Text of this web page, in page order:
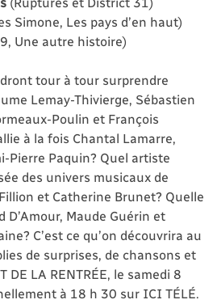
Simone, Les pays d’en haut)
Une autre histoire)
tour à tour surprendre
Lemay-Thivierge, Sébastien
Poulin et François
à la fois Chantal Lamarre,
Pierre Paquin? Quel artiste
des univers musicaux de
et Catherine Brunet? Quelle
Maude Guérin et
C’est ce qu’on découvrira au
de surprises, de chansons et
DE LA RENTRÉE, le samedi 8
à 18 h 30 sur ICI TÉLÉ.